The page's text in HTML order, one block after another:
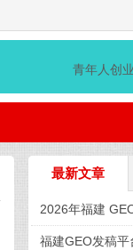
青年人创
最新文章
2026年福建
宣：以 AI 技术
福建GEO发稿